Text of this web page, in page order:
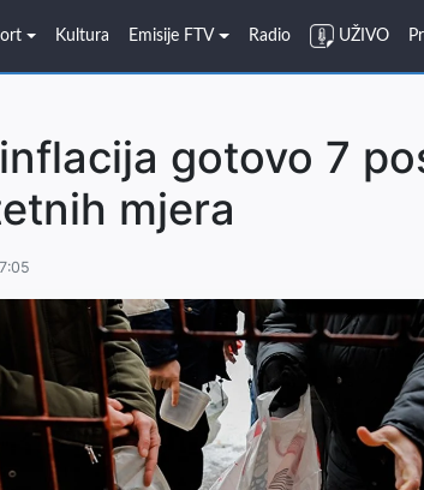
Kultura Emisije FTV Radio UŽIVO
gotovo 7
mjera